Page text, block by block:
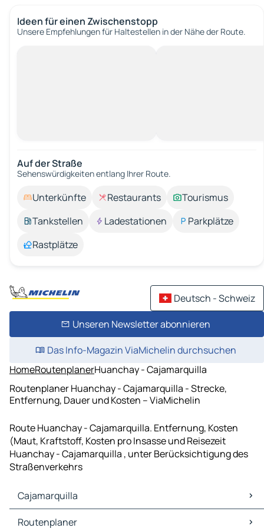
Ideen für einen Zwischenstopp
Unsere Empfehlungen für Haltestellen in der Nähe der Route.
Auf der Straße
Sehenswürdigkeiten entlang Ihrer Route.
Unterkünfte Restaurants
Tourismus
Tankstellen
Ladestationen
Parkplätze
Rastplätze
Deutsch - Schweiz
Unseren Newsletter abonnieren
Das Info-Magazin ViaMichelin durchsuchen
HomeRoutenplanerHuanchay - Cajamarquilla
Routenplaner Huanchay - Cajamarquilla - Strecke,
Entfernung, Dauer und Kosten – ViaMichelin
Route Huanchay - Cajamarquilla. Entfernung, Kosten
(Maut, Kraftstoff, Kosten pro Insasse und Reisezeit
Huanchay - Cajamarquilla , unter Berücksichtigung des
Straßenverkehrs
Cajamarquilla
Cajamarquilla Karten Stadtplan
Routenplaner